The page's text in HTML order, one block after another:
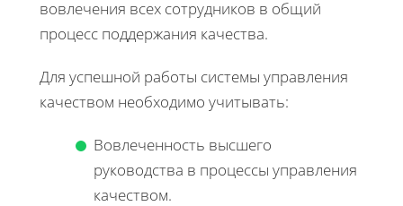
вовлечения всех сотрудников в общий
процесс поддержания качества.
Для успешной работы системы управления
качеством необходимо учитывать:
Вовлеченность высшего
руководства в процессы управления
качеством.